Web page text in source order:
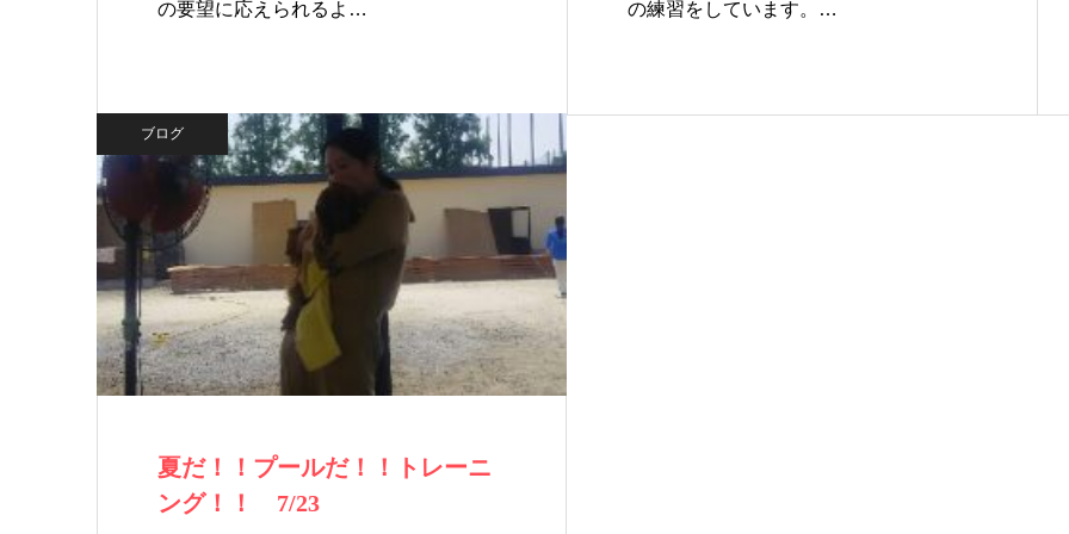
の要望に応えられるよ… の練習をしています。…
ブログ
夏だ！！プールだ！！トレーニ
ング！！ 7/23